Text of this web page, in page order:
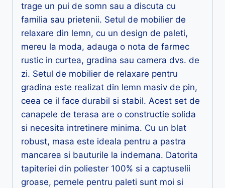
trage un pui de somn sau a discuta cu
familia sau prietenii. Setul de mobilier de
relaxare din lemn, cu un design de paleti,
mereu la moda, adauga o nota de farmec
rustic in curtea, gradina sau camera dvs. de
zi. Setul de mobilier de relaxare pentru
gradina este realizat din lemn masiv de pin,
ceea ce il face durabil si stabil. Acest set de
canapele de terasa are o constructie solida
si necesita intretinere minima. Cu un blat
robust, masa este ideala pentru a pastra
mancarea si bauturile la indemana. Datorita
tapiteriei din poliester 100% si a captuselii
groase, pernele pentru paleti sunt moi si